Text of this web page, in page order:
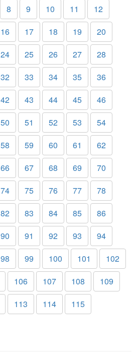
8 9 10 11
12
16 17 18 19
20
24 25 26 27
28
32 33 34 35
36
42 43 44 45
46
50 51 52 53
54
58 59 60 61
62
66 67 68 69
70
74 75 76 77
78
82 83 84 85
86
90 91 92 93
94
98 99 100 101
102
106 107 108
109
113 114 115